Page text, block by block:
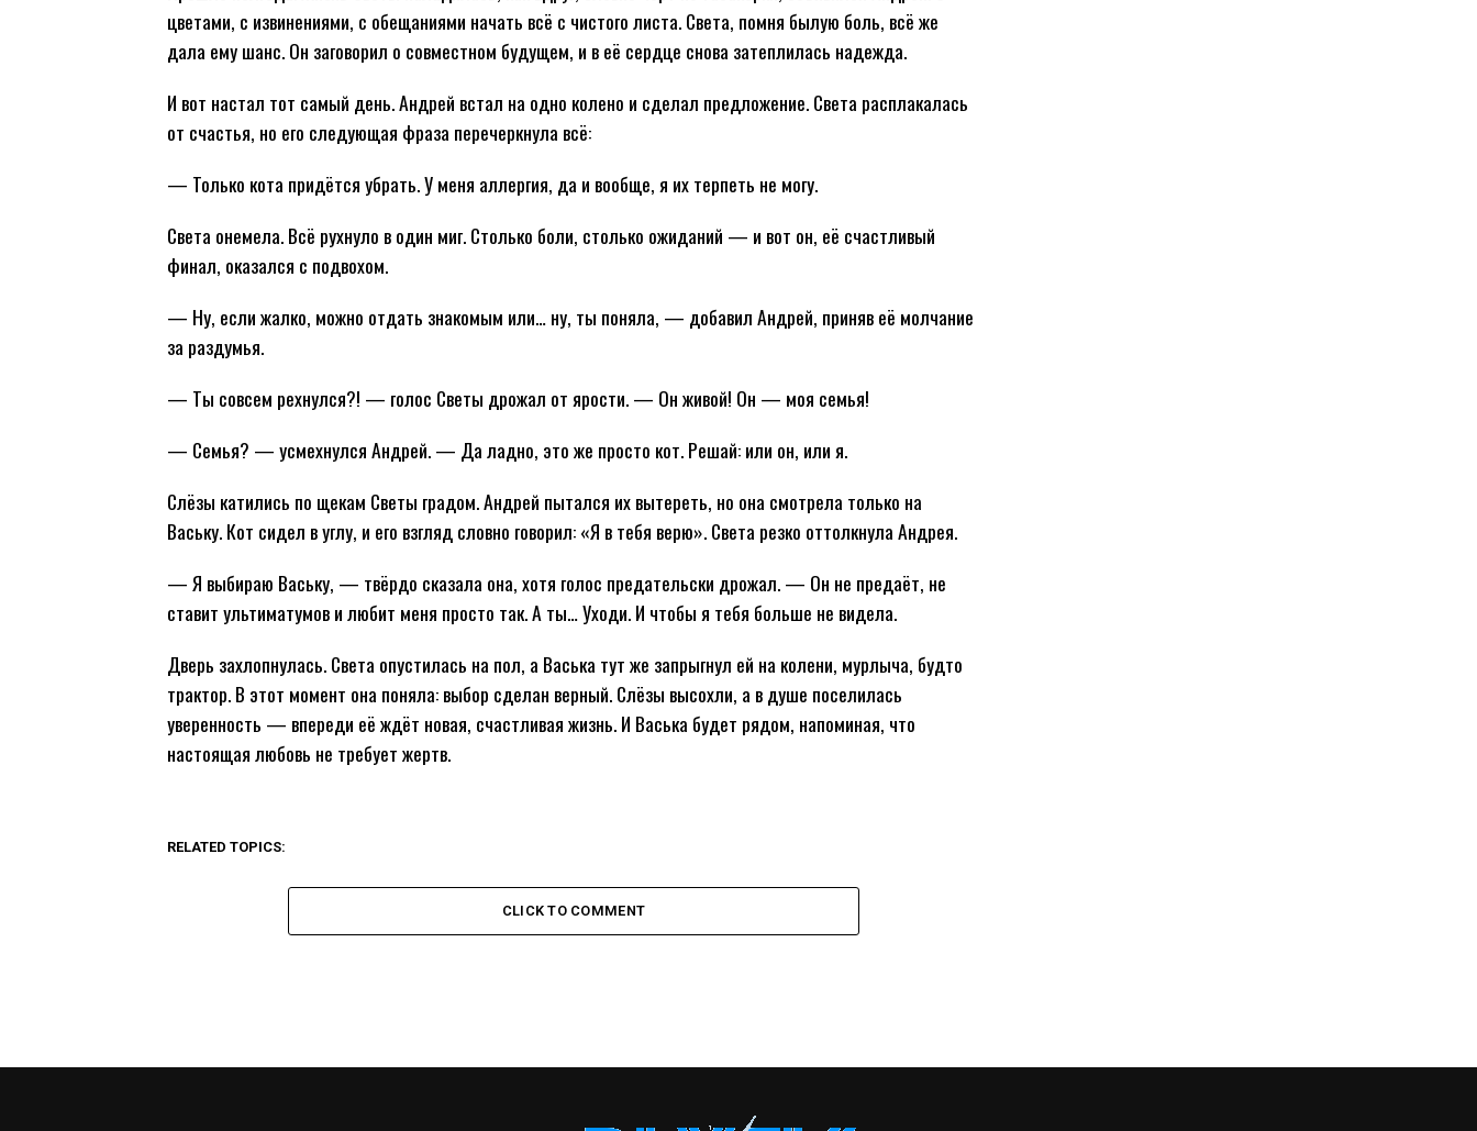
цветами, с извинениями, с обещаниями начать всё с чистого листа. Света, помня былую боль, всё же
дала ему шанс. Он заговорил о совместном будущем, и в её сердце снова затеплилась надежда.
И вот настал тот самый день. Андрей встал на одно колено и сделал предложение. Света расплакалась
от счастья, но его следующая фраза перечеркнула всё:
— Только кота придётся убрать. У меня аллергия, да и вообще, я их терпеть не могу.
Света онемела. Всё рухнуло в один миг. Столько боли, столько ожиданий — и вот он, её счастливый
финал, оказался с подвохом.
— Ну, если жалко, можно отдать знакомым или… ну, ты поняла, — добавил Андрей, приняв её молчание
за раздумья.
— Ты совсем рехнулся?! — голос Светы дрожал от ярости. — Он живой! Он — моя семья!
— Семья? — усмехнулся Андрей. — Да ладно, это же просто кот. Решай: или он, или я.
Слёзы катились по щекам Светы градом. Андрей пытался их вытереть, но она смотрела только на
Ваську. Кот сидел в углу, и его взгляд словно говорил: «Я в тебя верю». Света резко оттолкнула Андрея.
— Я выбираю Ваську, — твёрдо сказала она, хотя голос предательски дрожал. — Он не предаёт, не
ставит ультиматумов и любит меня просто так. А ты… Уходи. И чтобы я тебя больше не видела.
Дверь захлопнулась. Света опустилась на пол, а Васька тут же запрыгнул ей на колени, мурлыча, будто
трактор. В этот момент она поняла: выбор сделан верный. Слёзы высохли, а в душе поселилась
уверенность — впереди её ждёт новая, счастливая жизнь. И Васька будет рядом, напоминая, что
настоящая любовь не требует жертв.
RELATED TOPICS:
CLICK TO COMMENT